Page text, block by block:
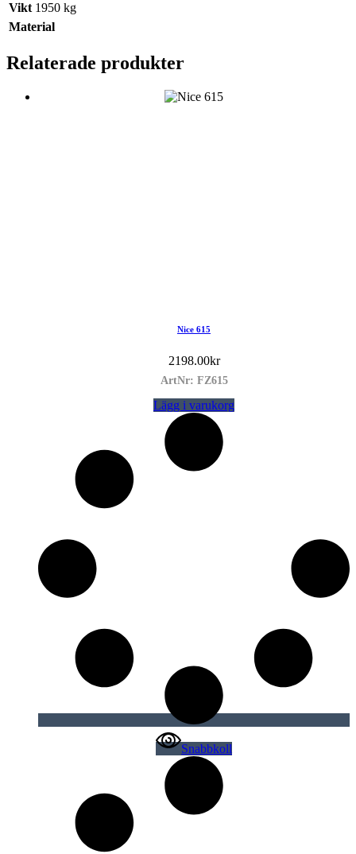
Vikt 1950 kg
Material
Relaterade produkter
Nice 615
2198.00kr
ArtNr: FZ615
Lägg i varukorg
Snabbkoll